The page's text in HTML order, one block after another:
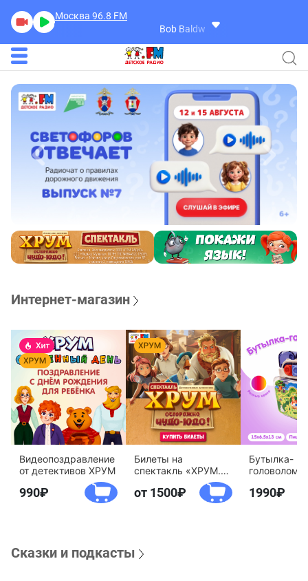
Москва 96.8 FM
Bob Baldwin
West Side Highway
Интернет-магазин
Видеопоздравление
от детективов ХРУМ
990
Билеты на
спектакль «ХРУМ.
Осторожно, Чудо-
Юдо!»
от 1500
Бутылка-
агентство
1990
Сказки и подкасты